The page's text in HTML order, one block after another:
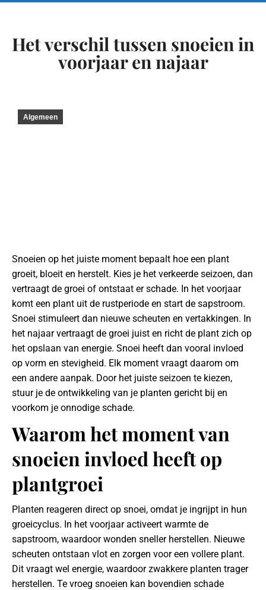
Het verschil tussen snoeien in
voorjaar en najaar
Algemeen
Snoeien op het juiste moment bepaalt hoe een plant
groeit, bloeit en herstelt. Kies je het verkeerde seizoen, dan
vertraagt de groei of ontstaat er schade. In het voorjaar
komt een plant uit de rustperiode en start de sapstroom.
Snoei stimuleert dan nieuwe scheuten en vertakkingen. In
het najaar vertraagt de groei juist en richt de plant zich op
het opslaan van energie. Snoei heeft dan vooral invloed
op vorm en stevigheid. Elk moment vraagt daarom om
een andere aanpak. Door het juiste seizoen te kiezen,
stuur je de ontwikkeling van je planten gericht bij en
voorkom je onnodige schade.
Waarom het moment van
snoeien invloed heeft op
plantgroei
Planten reageren direct op snoei, omdat je ingrijpt in hun
groeicyclus. In het voorjaar activeert warmte de
sapstroom, waardoor wonden sneller herstellen. Nieuwe
scheuten ontstaan vlot en zorgen voor een vollere plant.
Dit vraagt wel energie, waardoor zwakkere planten trager
herstellen. Te vroeg snoeien kan bovendien schade